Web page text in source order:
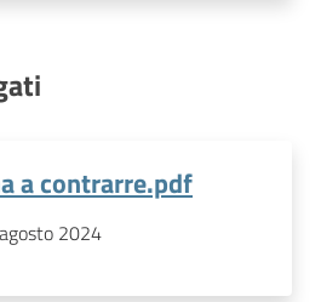
a contrarre.pdf
2024